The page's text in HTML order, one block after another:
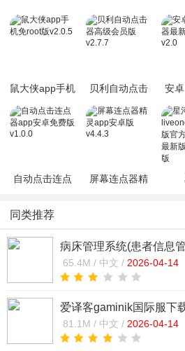
鼠大侠app手机
贝利自动点击
v2.7.7
安
自动点击连点
版v1.0.0
屏幕连点器精
同类推荐
病床管理系统(患者信息
版
65.4M / 中文 / 2026-04-14
爱译客gaminik国际服下
v5.0.0 官方正版
81.1M / 中文 / 2026-04-14